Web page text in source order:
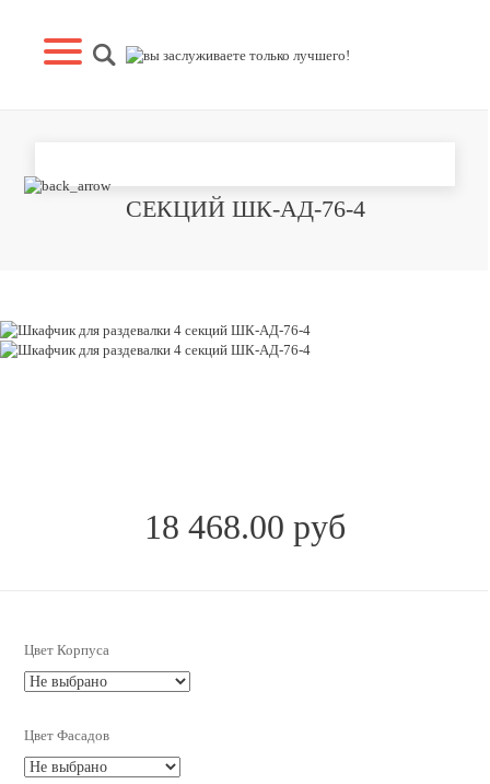
СЕКЦИЙ ШК-АД-76-4
18 468.00 руб
Цвет Корпуса
Цвет Фасадов